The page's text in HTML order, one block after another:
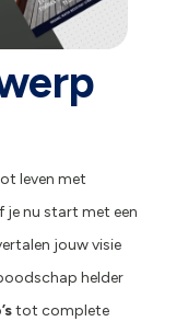
leven met
je nu start met een
jouw visie
helder
tot complete